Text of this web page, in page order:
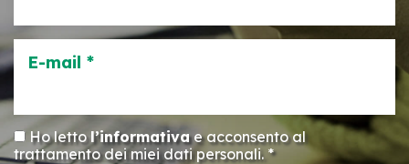
E-mail *
Ho lettol’informativae acconsento al
trattamento dei miei dati personali. *